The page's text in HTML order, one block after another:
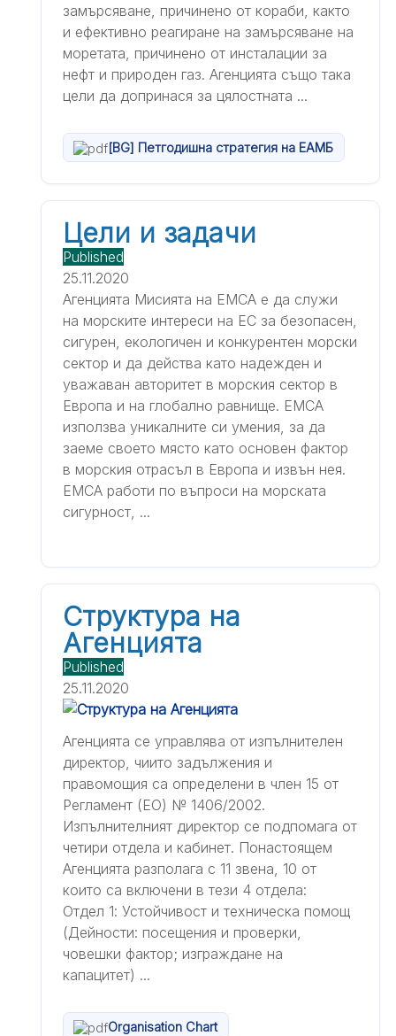
замърсяване, причинено от кораби, както
и ефективно реагиране на замърсяване на
моретата, причинено от инсталации за
нефт и природен газ. Агенцията също така
цели да допринася за цялостната ...
[BG] Петгодишна стратегия на ЕАМБ
Цели и задачи
Published
25.11.2020
Агенцията Мисията на ЕМСА е да служи
на морските интереси на ЕС за безопасен,
сигурен, екологичен и конкурентен морски
сектор и да действа като надежден и
уважаван авторитет в морския сектор в
Европа и на глобално равнище. ЕМСА
използва уникалните си умения, за да
заеме своето място като основен фактор
в морския отрасъл в Европа и извън нея.
ЕМСА работи по въпроси на морската
сигурност, ...
Структура на
Агенцията
Published
25.11.2020
Агенцията се управлява от изпълнителен
директор, чиито задължения и
правомощия са определени в член 15 от
Регламент (ЕО) № 1406/2002.
Изпълнителният директор се подпомага от
четири отдела и кабинет. Понастоящем
Агенцията разполага с 11 звена, 10 от
които са включени в тези 4 отдела:
Отдел 1: Устойчивост и техническа помощ
(Дейности: посещения и проверки,
човешки фактор; изграждане на
капацитет) ...
Organisation Chart